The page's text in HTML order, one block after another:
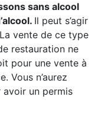
sans alcool
Il peut s’agir
vente de ce type
restauration ne
pour une vente à
Vous n’aurez
un permis